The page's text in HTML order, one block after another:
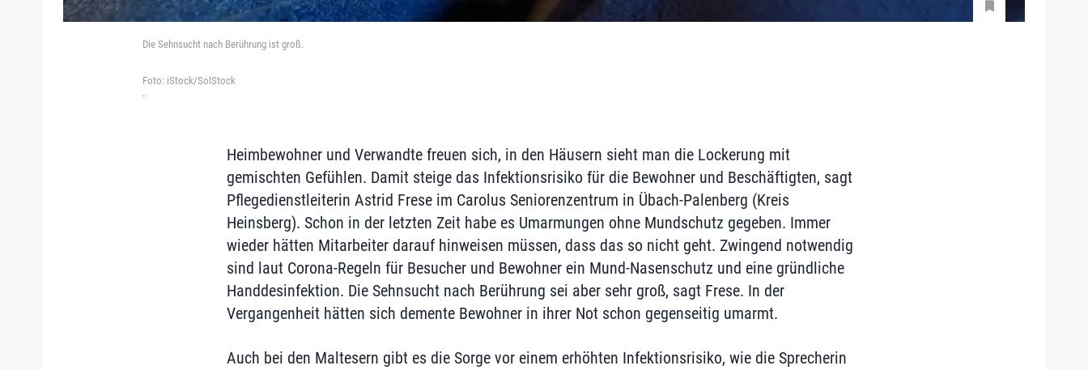
Die Sehnsucht nach Berührung ist groß.
Foto: iStock/SolStock
-
Heimbewohner und Verwandte freuen sich, in den Häusern sieht man die Lockerung mit
gemischten Gefühlen. Damit steige das Infektionsrisiko für die Bewohner und Beschäftigten, sagt
Pflegedienstleiterin Astrid Frese im Carolus Seniorenzentrum in Übach-Palenberg (Kreis
Heinsberg). Schon in der letzten Zeit habe es Umarmungen ohne Mundschutz gegeben. Immer
wieder hätten Mitarbeiter darauf hinweisen müssen, dass das so nicht geht. Zwingend notwendig
sind laut Corona-Regeln für Besucher und Bewohner ein Mund-Nasenschutz und eine gründliche
Handdesinfektion. Die Sehnsucht nach Berührung sei aber sehr groß, sagt Frese. In der
Vergangenheit hätten sich demente Bewohner in ihrer Not schon gegenseitig umarmt.
Auch bei den Maltesern gibt es die Sorge vor einem erhöhten Infektionsrisiko, wie die Sprecherin